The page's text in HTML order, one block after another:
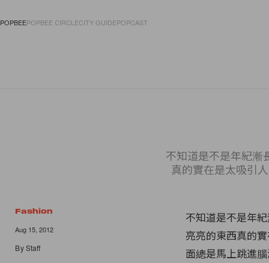
POPBEEPOPBEE CIRCLECITY GUIDEPOPCAST
不知道是不是年紀漸
真的實在是太吸引
Fashion
Aug 15, 2012
ByStaff
不知道是不是年
亮亮的東西真的
面總是馬上跳進